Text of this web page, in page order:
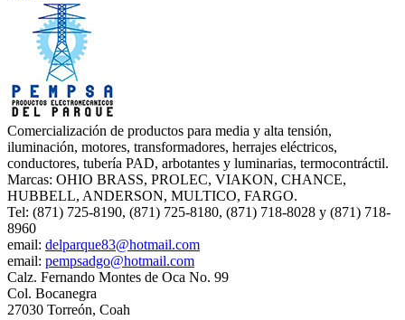
Comercialización de productos para media y alta tensión,
iluminación, motores, transformadores, herrajes eléctricos,
conductores, tubería PAD, arbotantes y luminarias, termocontráctil.
Marcas: OHIO BRASS, PROLEC, VIAKON, CHANCE,
HUBBELL, ANDERSON, MULTICO, FARGO.
Tel: (871) 725-8190, (871) 725-8180, (871) 718-8028 y (871) 718-
8960
email: delparque83@hotmail.com
email: pempsadgo@hotmail.com
Calz. Fernando Montes de Oca No. 99
Col. Bocanegra
27030 Torreón, Coah